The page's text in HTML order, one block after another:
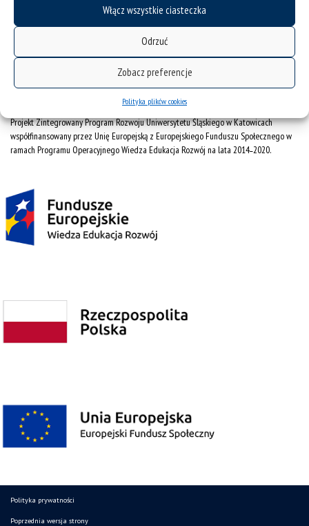
Włącz wszystkie ciasteczka
Odrzuć
Zobacz preferencje
Polityka plików cookies
NIP: 634-019-71-34
Projekt Zintegrowany Program Rozwoju Uniwersytetu Śląskiego w Katowicach
współfinansowany przez Unię Europejską z Europejskiego Funduszu Społecznego w
ramach Programu Operacyjnego Wiedza Edukacja Rozwój na lata 2014˗2020.
Polityka prywatności
Poprzednia wersja strony